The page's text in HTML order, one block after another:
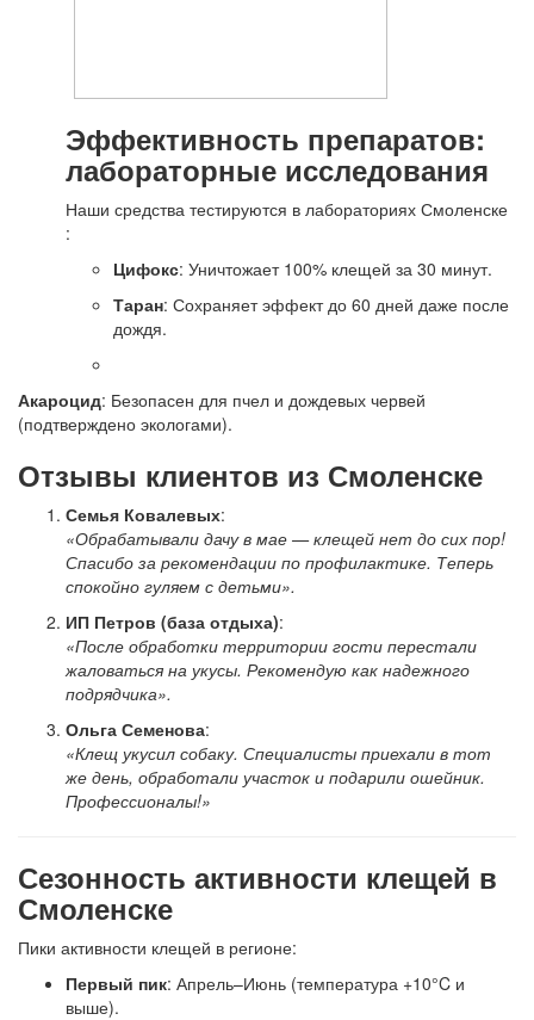
Эффективность препаратов:
лабораторные исследования
Наши средства тестируются в лабораториях Смоленске
:
Цифокс: Уничтожает 100% клещей за 30 минут.
Таран: Сохраняет эффект до 60 дней даже после
дождя.
Акароцид: Безопасен для пчел и дождевых червей
(подтверждено экологами).
Отзывы клиентов из Смоленске
Семья Ковалевых:
«Обрабатывали дачу в мае — клещей нет до сих пор!
Спасибо за рекомендации по профилактике. Теперь
спокойно гуляем с детьми».
ИП Петров (база отдыха):
«После обработки территории гости перестали
жаловаться на укусы. Рекомендую как надежного
подрядчика».
Ольга Семенова:
«Клещ укусил собаку. Специалисты приехали в тот
же день, обработали участок и подарили ошейник.
Профессионалы!»
Сезонность активности клещей в
Смоленске
Пики активности клещей в регионе:
Первый пик: Апрель–Июнь (температура +10°C и
выше).